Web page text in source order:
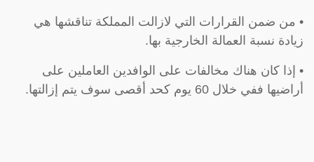
• من ضمن القرارات التي لازالت المملكة تناقشها هي
زيادة نسبة العمالة الخارجية بها.
• إذا كان هناك مخالفات على الوافدين العاملين على
أراضيها ففي خلال 60 يوم كحد أقصى سوف يتم إزالتها.